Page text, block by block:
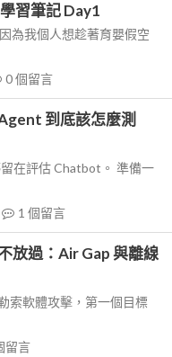
習筆記 Day1
為我個人想趁著育嬰假空
0個留言
到底該怎麼測
在評估 Chatbot。 準備一
1 個留言
放過：Air Gap 與離線
索軟體攻擊，第一個目標
留言